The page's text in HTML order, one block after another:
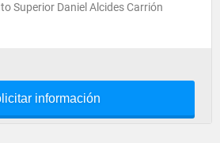
Superior Daniel Alcides Carrión
información